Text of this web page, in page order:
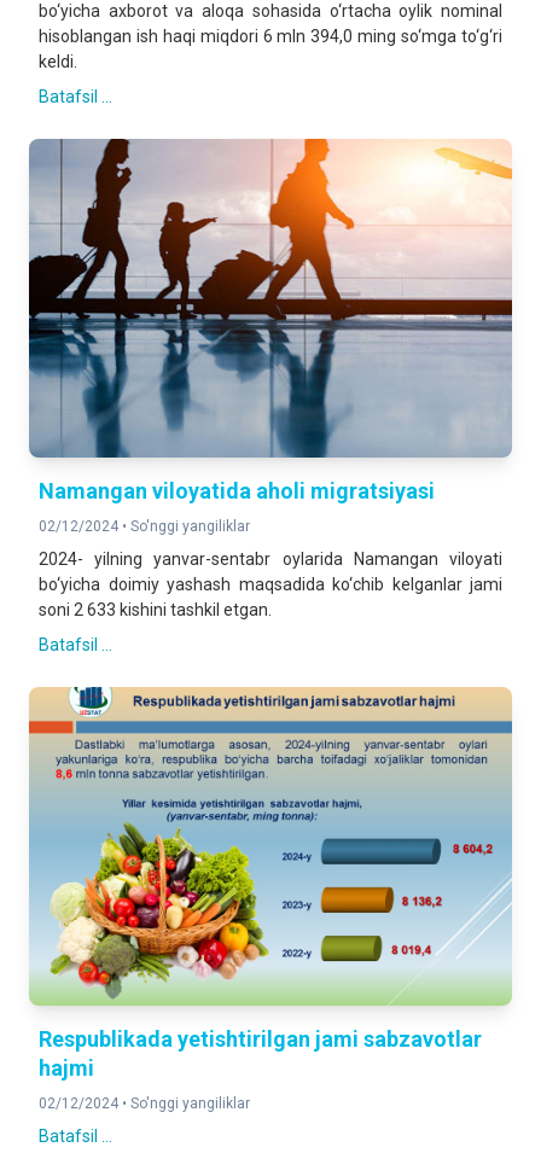
bo‘yicha axborot va aloqa sohasida o‘rtacha oylik nominal
hisoblangan ish haqi miqdori 6 mln 394,0 ming so‘mga to‘g‘ri
keldi.
Batafsil ...
Namangan viloyatida aholi migratsiyasi
02/12/2024 • So'nggi yangiliklar
2024- yilning yanvar-sentabr oylarida Namangan viloyati
bo‘yicha doimiy yashash maqsadida ko‘chib kelganlar jami
soni 2 633 kishini tashkil etgan.
Batafsil ...
Respublikada yetishtirilgan jami sabzavotlar
hajmi
02/12/2024 • So'nggi yangiliklar
Batafsil ...